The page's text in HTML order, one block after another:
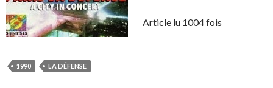
Article lu 1004 fois
1990 LA DÉFENSE